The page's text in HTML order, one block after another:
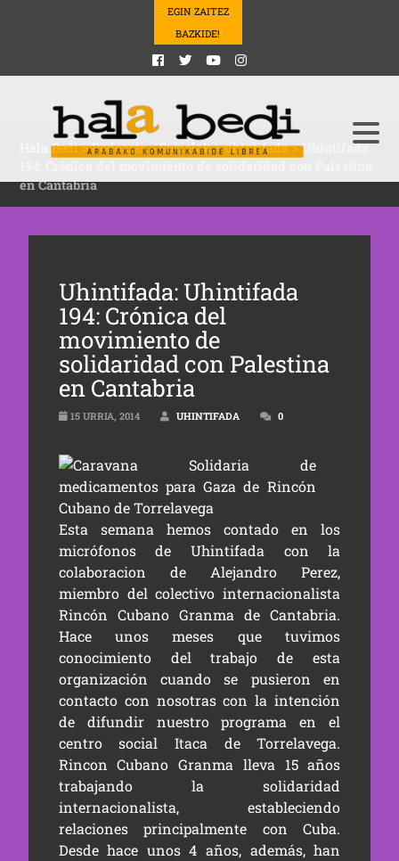
EGIN ZAITEZ
BAZKIDE!
Hala Bedi>Podcasts>Sozialak>uhintifada>Uhintifada
en Cantabria
Uhintifada: Uhintifada
194: Crónica del
movimiento de
solidaridad con Palestina
en Cantabria
15 URRIA, 2014 UHINTIFADA 0
Esta semana hemos contado en los
micrófonos de Uhintifada con la
colaboracion de Alejandro Perez,
miembro del colectivo internacionalista
Rincón Cubano Granma de Cantabria.
Hace unos meses que tuvimos
conocimiento del trabajo de esta
organización cuando se pusieron en
contacto con nosotras con la intención
de difundir nuestro programa en el
centro social Itaca de Torrelavega.
Rincon Cubano Granma lleva 15 años
trabajando la solidaridad
internacionalista, estableciendo
relaciones principalmente con Cuba.
Desde hace unos 4 años, además, han